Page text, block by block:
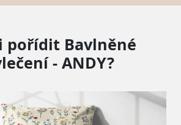
pořídit Bavlněné
- ANDY?